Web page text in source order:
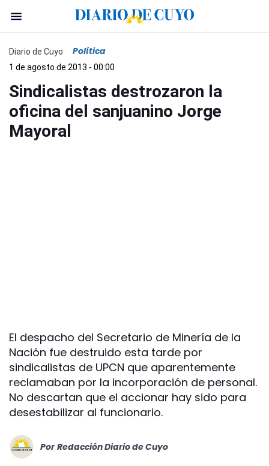
Diario de Cuyo Política
1 de agosto de 2013 - 00:00
Sindicalistas destrozaron la
oficina del sanjuanino Jorge
Mayoral
El despacho del Secretario de Minería de la
Nación fue destruido esta tarde por
sindicalistas de UPCN que aparentemente
reclamaban por la incorporación de personal.
No descartan que el accionar hay sido para
desestabilizar al funcionario.
Por Redacción Diario de Cuyo